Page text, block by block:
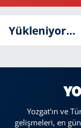
Yükleniyor...
Yozgat'ın ve
gelişmeleri, en